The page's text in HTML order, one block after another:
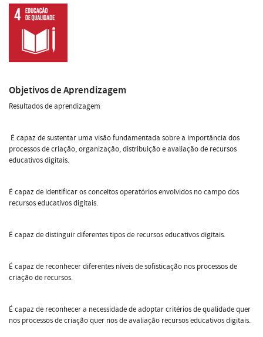
Objetivos de Aprendizagem
Resultados de aprendizagem
É capaz de sustentar uma visão fundamentada sobre a importância dos
processos de criação, organização, distribuição e avaliação de recursos
educativos digitais.
É capaz de identificar os conceitos operatórios envolvidos no campo dos
recursos educativos digitais.
É capaz de distinguir diferentes tipos de recursos educativos digitais.
É capaz de reconhecer diferentes níveis de sofisticação nos processos de
criação de recursos.
É capaz de reconhecer a necessidade de adoptar critérios de qualidade quer
nos processos de criação quer nos de avaliação recursos educativos digitais.